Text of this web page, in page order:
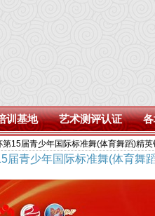
训基地 艺术测评认证
15届青少年国际标准舞(体育舞蹈)精英
届青少年国际标准舞(体育舞